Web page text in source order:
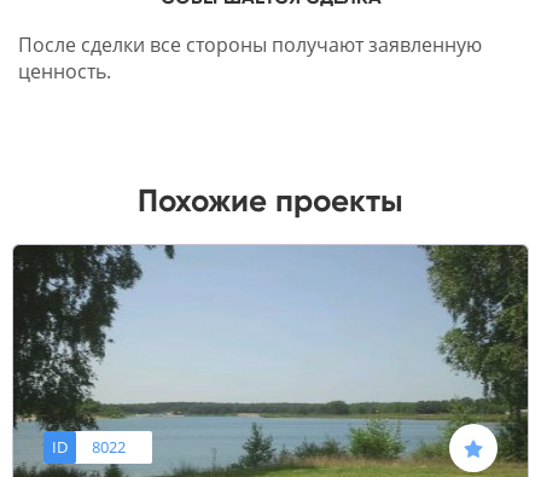
После сделки все стороны получают заявленную
ценность.
Похожие проекты
ID 8022